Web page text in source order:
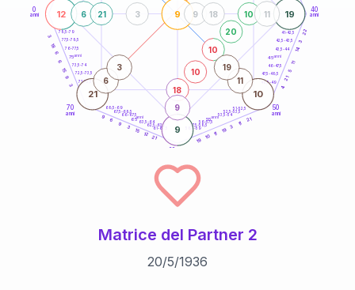
0
anni
40
anni
50
anni
60
70
anni
41-42,5
42,5-43,5
43,5-44
46-47,5
47,5-48,5
48,5-49
51-52,5
52,5-53,5
53,5-54
56-57,5
57,5-58,5
58,5-59
61-62,5
62,5-63,5
63,5-64
66-67,5
67,5-68,5
68,5-69
71-72,5
72,5-73,5
73,5-74
76-77,5
77,5-78,5
78,5-79 22
3
14
11
5
21
4
21
11
3
19
11
10
19
21
12
15
3
9
6
9
3
9
15
6
6
18
3
12 19
9
9
21 10
18
10
10
20
10
6 11
9
21 9 18
3
6
3
11
19
45anni
55anni
65anni
75anni
Matrice del Partner 2
20/5/1936